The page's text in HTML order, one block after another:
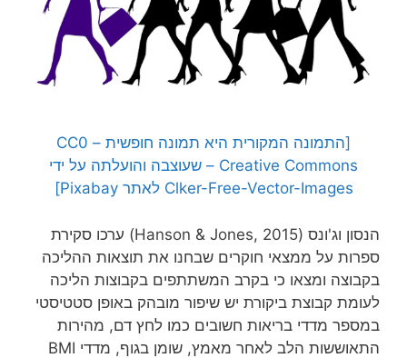
[התמונה המקורית היא תמונה חופשית – CC0
Creative Commons – שעוצבה והועלתה על ידי
Clker-Free-Vector-Images לאתר Pixabay]
הנסון וג'ונס (Hanson & Jones, 2015) ערכו סקירת
ספרות על ממצאי חוקרים שבחנו את תוצאות ההליכה
בקבוצה ומצאו כי בקרב המשתתפים בקבוצות הליכה
לעומת קבוצת ביקורת יש שיפור מובהק באופן סטטיסטי
במספר מדדי בריאות חשובים כמו לחץ דם, מהירות
התאוששות הלב לאחר מאמץ, שומן בגוף, מדדי BMI